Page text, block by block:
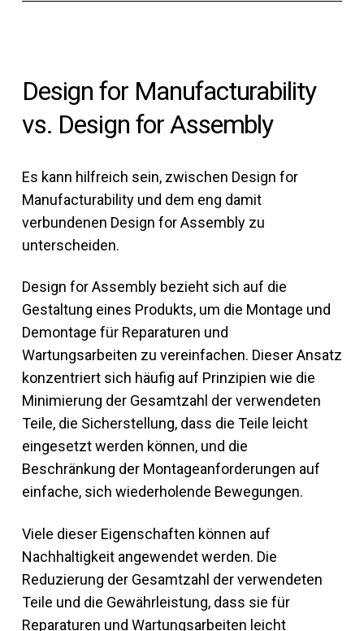
Design for Manufacturability
vs. Design for Assembly
Es kann hilfreich sein, zwischen Design for
Manufacturability und dem eng damit
verbundenen Design for Assembly zu
unterscheiden.
Design for Assembly bezieht sich auf die
Gestaltung eines Produkts, um die Montage und
Demontage für Reparaturen und
Wartungsarbeiten zu vereinfachen. Dieser Ansatz
konzentriert sich häufig auf Prinzipien wie die
Minimierung der Gesamtzahl der verwendeten
Teile, die Sicherstellung, dass die Teile leicht
eingesetzt werden können, und die
Beschränkung der Montageanforderungen auf
einfache, sich wiederholende Bewegungen.
Viele dieser Eigenschaften können auf
Nachhaltigkeit angewendet werden. Die
Reduzierung der Gesamtzahl der verwendeten
Teile und die Gewährleistung, dass sie für
Reparaturen und Wartungsarbeiten leicht